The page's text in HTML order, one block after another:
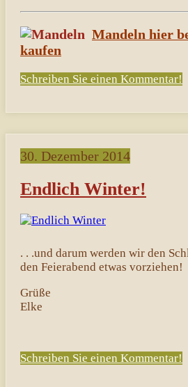
Mandeln hier
kaufen
Schreiben Sie einen Kommentar!
30. Dezember 2014
Endlich Winter!
. . .und darum werden wir den
den Feierabend etwas vorziehen!
Grüße
Elke
Schreiben Sie einen Kommentar!